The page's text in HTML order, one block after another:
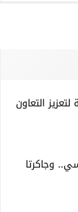
التعاون
وجاكرتا